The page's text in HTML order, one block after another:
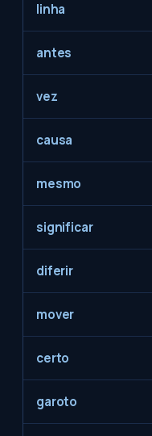
linha
antes
vez
causa
mesmo
significar
diferir
mover
certo
garoto